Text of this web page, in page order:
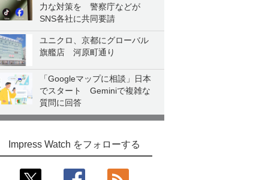
力な対策を 警察庁などが
SNS各社に共同要請
ユニクロ、京都にグローバル
旗艦店 河原町通り
「Googleマップに相談」日本
でスタート Geminiで複雑な
質問に回答
Impress Watch をフォローする